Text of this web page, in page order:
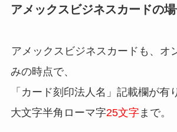
アメックスビジネスカードの
アメックスビジネスカードも、オ
みの時点で、
「カード刻印法人名」記載欄が有
大文字半角ローマ字25文字まで。